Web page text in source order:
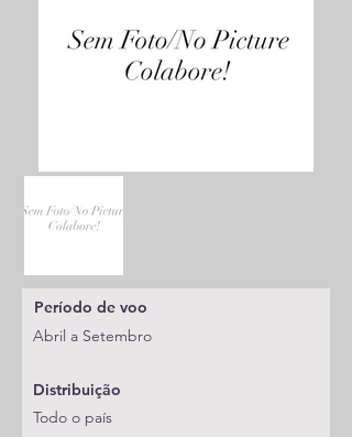
Período de voo
Abril a Setembro
Distribuição
Todo o país